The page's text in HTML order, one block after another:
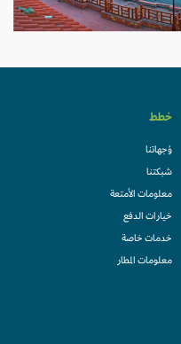
خطط
وُجهاتنا
شبكتنا
معلومات الأمتعة
خيارات الدفع
خدمات خاصة
معلومات المطار